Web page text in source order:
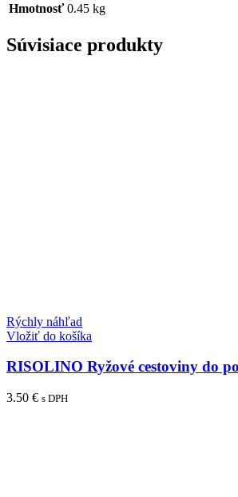
Hmotnosť 0.45 kg
Súvisiace produkty
Rýchly náhľad
Vložiť do košíka
RISOLINO Ryžové cestoviny do
3.50 € s DPH